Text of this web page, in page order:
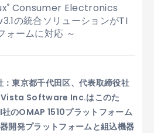
® Consumer Electronics
の統合ソリューションがTI
ォームに対応 ～
東京都千代田区、代表取締役社
Software Inc.はこのた
のOMAP 1510プラットフォーム
開発プラットフォームと組込機器